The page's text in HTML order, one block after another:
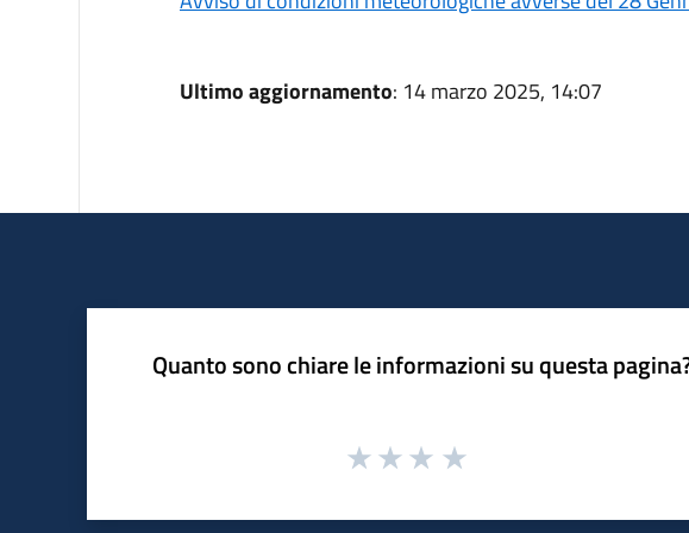
Ultimo aggiornamento: 14 marzo 2025, 14:07
Quanto sono chiare le informazioni su questa